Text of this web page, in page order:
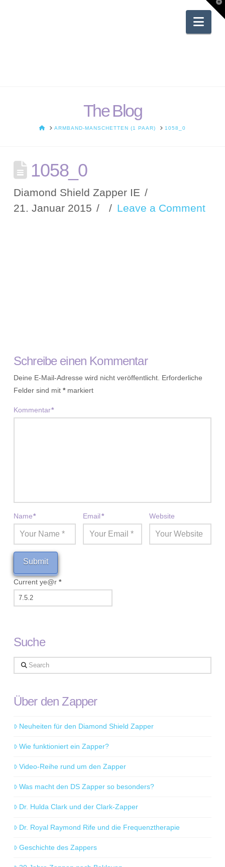
The Blog
HOMEARMBAND-MANSCHETTEN (1 PAAR) 1058_0
1058_0
Diamond Shield Zapper IE
21. Januar 2015
Leave a Comment
Schreibe einen Kommentar
Deine E-Mail-Adresse wird nicht veröffentlicht. Erforderliche
Felder sind mit *markiert
Kommentar*
Name* Email* Website
Current ye@r *
Suche
Search
Über den Zapper
Neuheiten für den Diamond Shield Zapper
Wie funktioniert ein Zapper?
Video-Reihe rund um den Zapper
Was macht den DS Zapper so besonders?
Dr. Hulda Clark und der Clark-Zapper
Dr. Royal Raymond Rife und die Frequenztherapie
Geschichte des Zappers